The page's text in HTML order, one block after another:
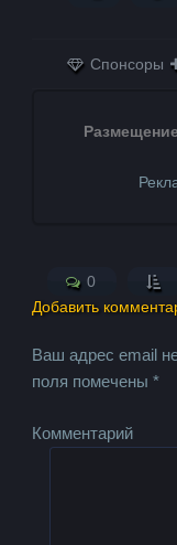
Спонсоры
0
Добавить
Ваш адрес email
поля помечены*
Комментарий